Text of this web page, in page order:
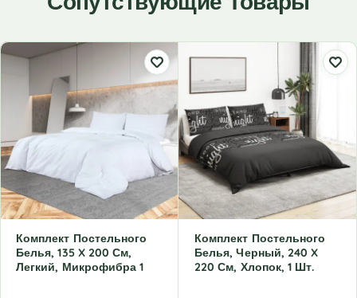
Комплект Постельного
Белья, 135 X 200 См,
Легкий, Микрофибра 1
Комплект Постельного
Белья, Черный, 240 X
220 См, Хлопок, 1 Шт.